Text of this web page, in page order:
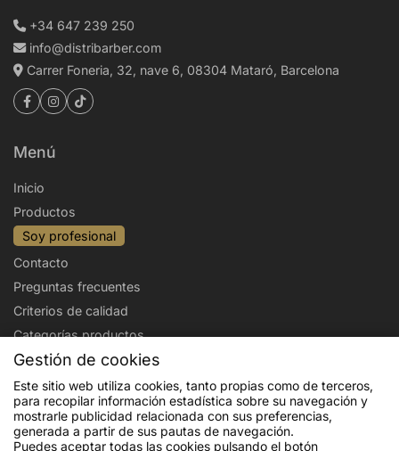
Gestión de cookies
Este sitio web utiliza cookies, tanto propias como de terceros,
para recopilar información estadística sobre su navegación y
mostrarle publicidad relacionada con sus preferencias,
generada a partir de sus pautas de navegación.
Puedes aceptar todas las cookies pulsando el botón
+34 647 239 250
info@distribarber.com
Carrer Foneria, 32, nave 6, 08304 Mataró, Barcelona
Menú
Inicio
Productos
Soy profesional
Contacto
Preguntas frecuentes
Criterios de calidad
Categorías productos
Aviso legal
Política de privacidad
Politica de cookies
Condiciones de venta
Envíos y devoluciones